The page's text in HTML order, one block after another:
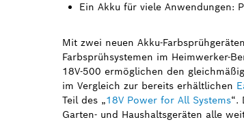
Ein Akku für viele Anwendungen:
Mit zwei neuen Akku-
Farbsprühsystemen im Heimwerker-
18V-500 ermöglichen den
im Vergleich zur bereits erhältlichen
Teil des „18V Power for All Systems“.
Garten- und Haushaltsgeräten alle